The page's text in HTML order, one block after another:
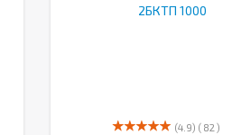
(4.9) ( 82 )